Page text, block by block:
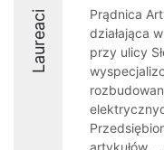
Laureaci
Prądnica
działająca
przy ulicy
artykułów ...